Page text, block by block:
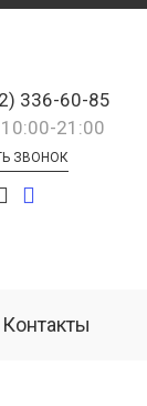
336-60-85
21:00
ЗВОНОК
Контакты